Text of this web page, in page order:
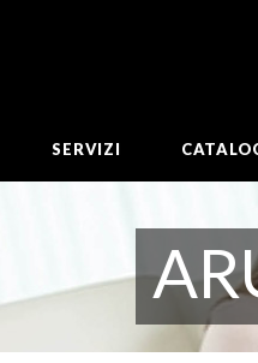
SERVIZI